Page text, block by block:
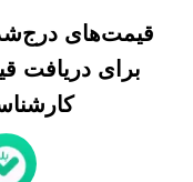
قیمت‌های
برای دریافت